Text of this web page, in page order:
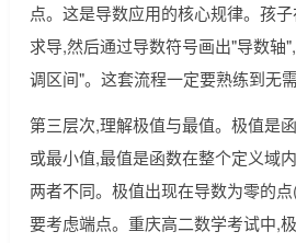
点。这是导数应用的核心规律。孩
求导,然后通过导数符号画出"导数轴
调区间"。这套流程一定要熟练到无需
第三层次,理解极值与最值。极值是
或最小值,最值是函数在整个定义域
两者不同。极值出现在导数为零的
要考虑端点。重庆高二数学考试中,